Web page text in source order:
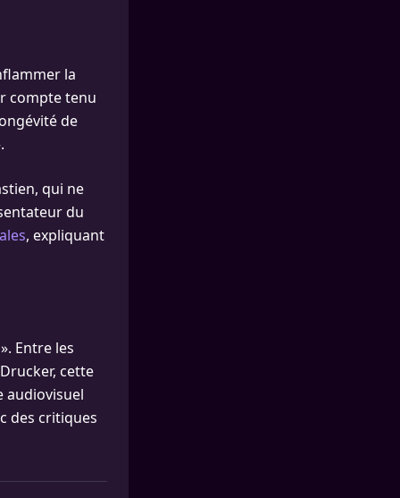
la
compte tenu
de
qui ne
du
, expliquant
Entre les
cette
audiovisuel
des critiques